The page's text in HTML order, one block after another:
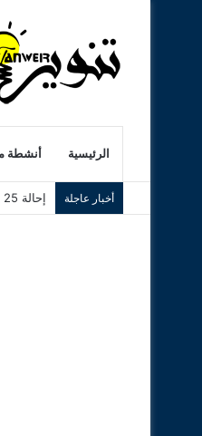
الرئيسية أنشطة
أخبار عاجلة إحالة 25 شخصاً على القضاء بتطوان على خلفية أحداث سبتة